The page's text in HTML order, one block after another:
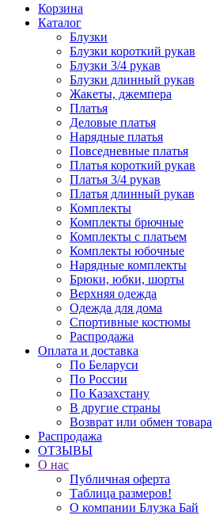
Корзина
Каталог
Блузки
Блузки короткий рукав
Блузки 3/4 рукав
Блузки длинный рукав
Жакеты, джемпера
Платья
Деловые платья
Нарядные платья
Повседневные платья
Платья короткий рукав
Платья 3/4 рукав
Платья длинный рукав
Комплекты
Комплекты брючные
Комплекты с платьем
Комплекты юбочные
Нарядные комплекты
Брюки, юбки, шорты
Верхняя одежда
Одежда для дома
Спортивные костюмы
Распродажа
Оплата и доставка
По Беларуси
По России
По Казахстану
В другие страны
Возврат или обмен товара
Распродажа
ОТЗЫВЫ
О нас
Публичная оферта
Таблица размеров!
О компании Блузка Бай